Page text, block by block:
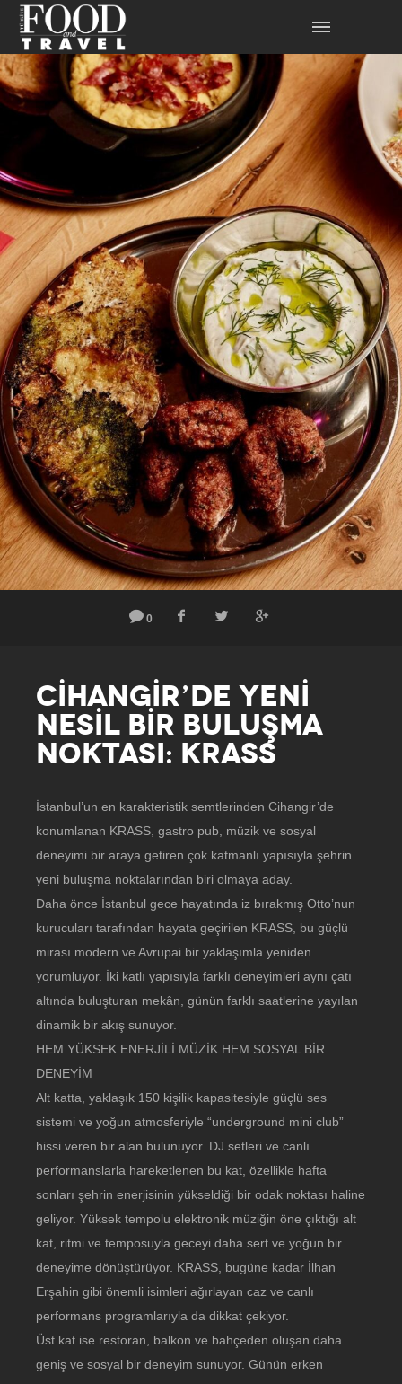
0
CİHANGİR’DE YENİ
NESİL BİR BULUŞMA
NOKTASI: KRASS
İstanbul’un en karakteristik semtlerinden Cihangir’de
konumlanan KRASS, gastro pub, müzik ve sosyal
deneyimi bir araya getiren çok katmanlı yapısıyla şehrin
yeni buluşma noktalarından biri olmaya aday.
Daha önce İstanbul gece hayatında iz bırakmış Otto’nun
kurucuları tarafından hayata geçirilen KRASS, bu güçlü
mirası modern ve Avrupai bir yaklaşımla yeniden
yorumluyor. İki katlı yapısıyla farklı deneyimleri aynı çatı
altında buluşturan mekân, günün farklı saatlerine yayılan
dinamik bir akış sunuyor.
HEM YÜKSEK ENERJİLİ MÜZİK HEM SOSYAL BİR
DENEYİM
Alt katta, yaklaşık 150 kişilik kapasitesiyle güçlü ses
sistemi ve yoğun atmosferiyle “underground mini club”
hissi veren bir alan bulunuyor. DJ setleri ve canlı
performanslarla hareketlenen bu kat, özellikle hafta
sonları şehrin enerjisinin yükseldiği bir odak noktası haline
geliyor. Yüksek tempolu elektronik müziğin öne çıktığı alt
kat, ritmi ve temposuyla geceyi daha sert ve yoğun bir
deneyime dönüştürüyor. KRASS, bugüne kadar İlhan
Erşahin gibi önemli isimleri ağırlayan caz ve canlı
performans programlarıyla da dikkat çekiyor.
Üst kat ise restoran, balkon ve bahçeden oluşan daha
geniş ve sosyal bir deneyim sunuyor. Günün erken